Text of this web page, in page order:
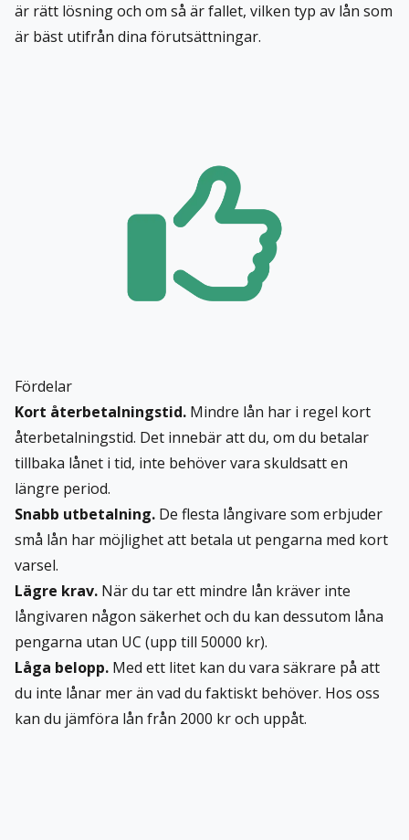
är rätt lösning och om så är fallet, vilken typ av lån som
är bäst utifrån dina förutsättningar.
Fördelar
Kort återbetalningstid. Mindre lån har i regel kort
återbetalningstid. Det innebär att du, om du betalar
tillbaka lånet i tid, inte behöver vara skuldsatt en
längre period.
Snabb utbetalning. De flesta långivare som erbjuder
små lån har möjlighet att betala ut pengarna med kort
varsel.
Lägre krav. När du tar ett mindre lån kräver inte
långivaren någon säkerhet och du kan dessutom låna
pengarna utan UC (upp till 50000 kr).
Låga belopp. Med ett litet kan du vara säkrare på att
du inte lånar mer än vad du faktiskt behöver. Hos oss
kan du jämföra lån från 2000 kr och uppåt.